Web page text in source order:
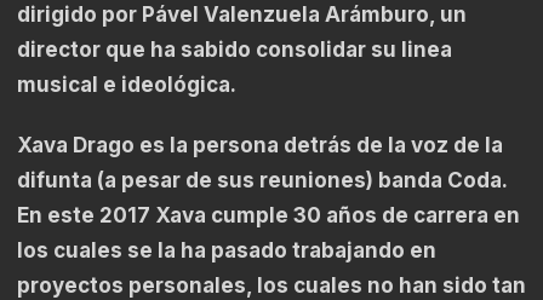
dirigido por Pável Valenzuela Arámburo, un
director que ha sabido consolidar su linea
musical e ideológica.
Xava Drago es la persona detrás de la voz de la
difunta (a pesar de sus reuniones) banda Coda.
En este 2017 Xava cumple 30 años de carrera en
los cuales se la ha pasado trabajando en
proyectos personales, los cuales no han sido tan